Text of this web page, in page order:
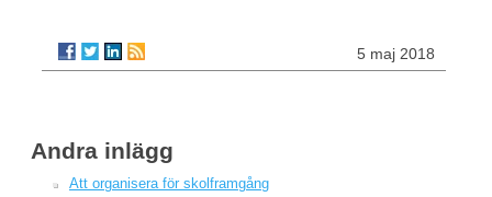
5 maj 2018
Andra inlägg
Att organisera för skolframgång